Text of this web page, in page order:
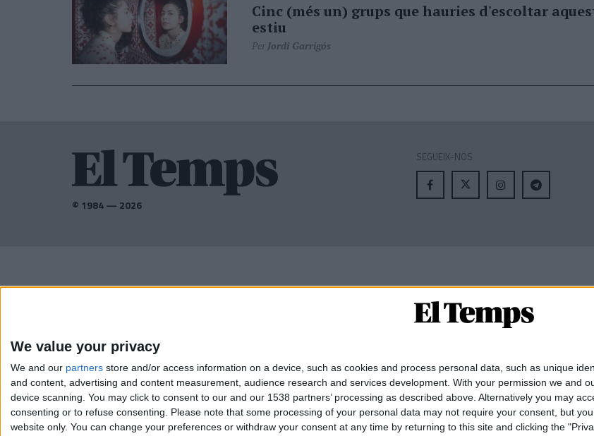
We value your privacy
We and our partners store and/or access information on a device, such as cookies and process personal data, such as unique
and content, advertising and content measurement, audience research and services development. With your permission we and
device scanning. You may click to consent to our and our 1538 partners’ processing as described above. Alternatively you may
consenting or to refuse consenting.
Please note that some processing of your personal data may not require your consent, but
website only. You can change your preferences or withdraw your consent at any time by returning to this site and clicking the
Cinc (més un) grups que hauries d'escoltar
estiu
PerJordi Garrigós
© 1984 — 2026
SEGUEIX-NOS